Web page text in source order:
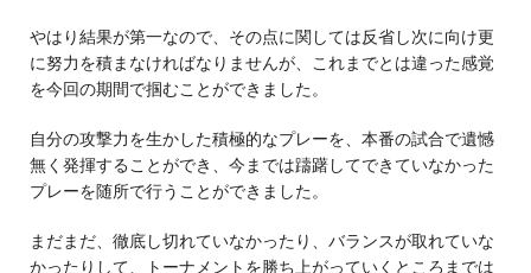
やはり結果が第一なので、その点に関しては反省し次に向け更
に努力を積まなければなりませんが、これまでとは違った感覚
を今回の期間で掴むことができました。
自分の攻撃力を生かした積極的なプレーを、本番の試合で遺憾
無く発揮することができ、今までは躊躇してできていなかった
プレーを随所で行うことができました。
まだまだ、徹底し切れていなかったり、バランスが取れていな
かったりして、トーナメントを勝ち上がっていくところまでは